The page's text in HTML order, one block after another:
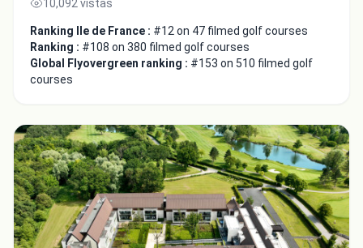
10,092 vistas
Ranking Ile de France : #12 on 47 filmed golf courses
Ranking : #108 on 380 filmed golf courses
Global Flyovergreen ranking : #153 on 510 filmed golf
courses